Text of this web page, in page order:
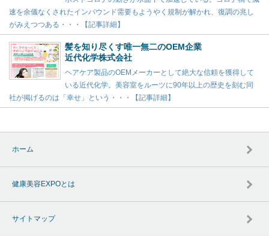
速を余儀なくされたインバウンド需要もようやく規制が解かれ、復調の兆し
がみえつつある・・・【記事詳細】
髪を知り尽くす唯一無二のOEM企業
近代化学株式会社
ヘアケア製品のOEMメーカーとして絶大な信頼を獲得して
いる近代化学。美容室をルーツに90年以上の歴史を刻む同
社が掲げるのは「幸せ」という・・・【記事詳細】
ホーム
健康美容EXPOとは
サイトマップ